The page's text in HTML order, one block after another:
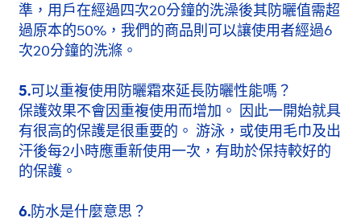
準，用戶在經過四次20分鐘的洗澡後其防曬值需超
過原本的50%，我們的商品則可以讓使用者經過6
次20分鐘的洗滌。
5.可以重複使用防曬霜來延長防曬性能嗎？
保護效果不會因重複使用而增加。 因此一開始就具
有很高的保護是很重要的。 游泳，或使用毛巾及出
汗後每2小時應重新使用一次，有助於保持較好的
的保護。
6.防水是什麼意思？